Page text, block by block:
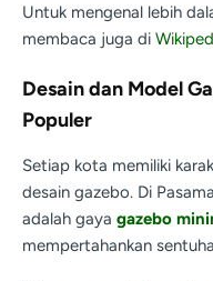
Untuk mengenal lebih
membaca juga di
Desain dan Model
Populer
Setiap kota memiliki
desain gazebo. Di
adalah gaya gazebo
mempertahankan